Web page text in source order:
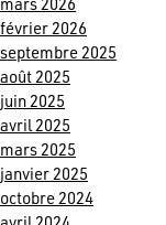
février 2026
septembre 2025
août 2025
juin 2025
avril 2025
mars 2025
janvier 2025
octobre 2024